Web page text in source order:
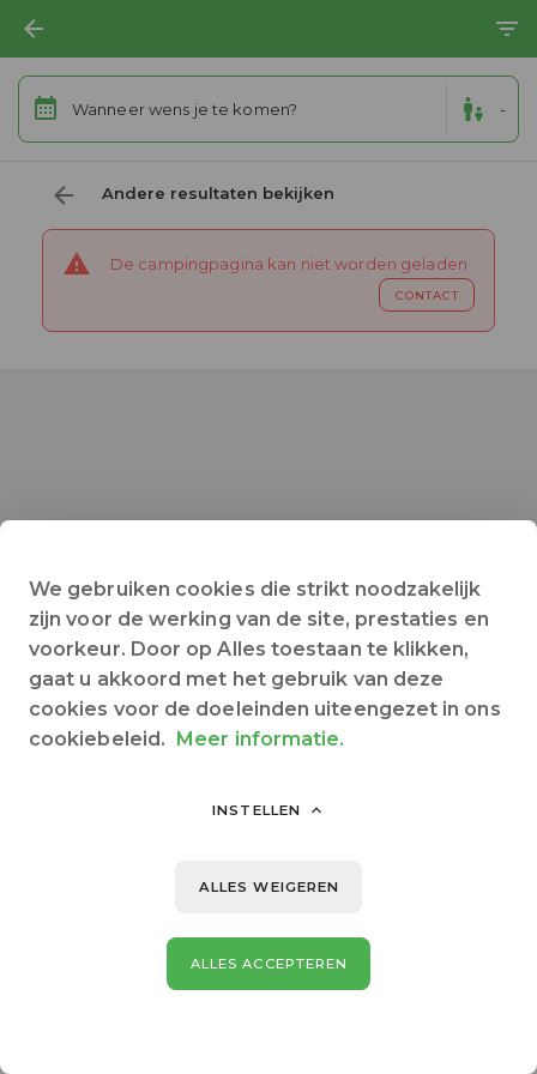
Wanneer wens je te komen? -
Andere resultaten bekijken
De campingpagina kan niet worden geladen
CONTACT
We gebruiken cookies die strikt noodzakelijk
zijn voor de werking van de site, prestaties en
voorkeur. Door op Alles toestaan te klikken,
gaat u akkoord met het gebruik van deze
cookies voor de doeleinden uiteengezet in ons
cookiebeleid. Meer informatie.
INSTELLEN
ALLES WEIGEREN
ALLES ACCEPTEREN